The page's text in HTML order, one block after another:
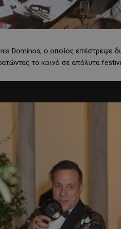
Dominos, ο οποίος επέστρεψε
το κοινό σε απόλυτα